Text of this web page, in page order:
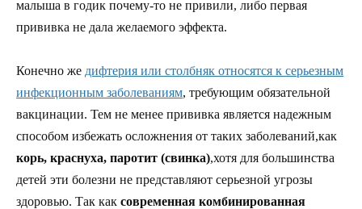
малыша в годик почему-то не привили, либо первая
прививка не дала желаемого эффекта.
Конечно же дифтерия или столбняк относятся к серьезным
инфекционным заболеваниям, требующим обязательной
вакцинации. Тем не менее прививка является надежным
способом избежать осложнения от таких заболеваний,как
корь, краснуха, паротит (свинка),хотя для большинства
детей эти болезни не представляют серьезной угрозы
здоровью. Так как современная комбинированная